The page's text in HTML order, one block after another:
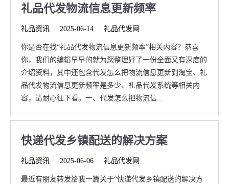
礼品代发物流信息更新频率
礼品资讯 2025-06-14 礼品代发网
你是否在找“礼品代发物流信息更新频率”相关内容？恭喜
你，我们的编辑早早的就为您整理好了一份全面又有深度的
介绍资料，其中还包含代发怎么把物流信息更新到淘宝、礼
品代发物流信息更新频率是多少、礼品代发系统等相关内
容，请耐心往下看。一、代发怎么把物流信...
快递代发乡镇配送的解决方案
礼品资讯 2025-06-06 礼品代发网
最近有朋友转发给我一篇关于“快递代发乡镇配送的解决方